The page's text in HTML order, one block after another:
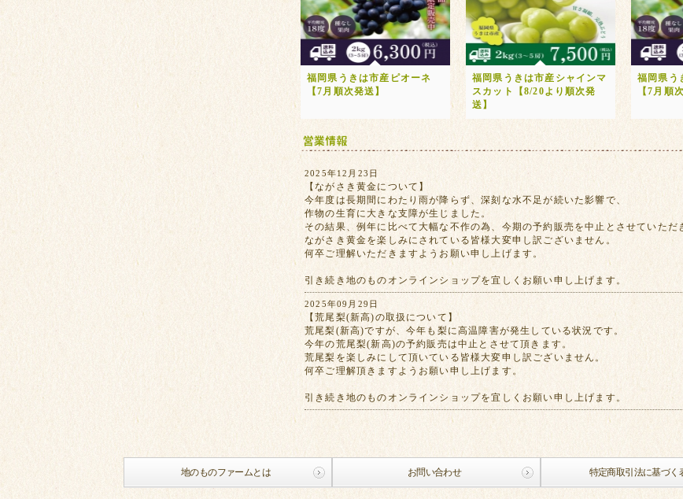
福岡県うきは市産ピオーネ
【7月順次発送】
福岡県うきは市産シャインマ
スカット【8/20より順次発
送】
福岡県う
【7月順
2025年12月23日
【ながさき黄金について】
今年度は長期間にわたり雨が降らず、深刻な水不足が続いた影響で、
作物の生育に大きな支障が生じました。
その結果、例年に比べて大幅な不作の為、今期の予約販売を中止とさせていただ
ながさき黄金を楽しみにされている皆様大変申し訳ございません。
何卒ご理解いただきますようお願い申し上げます。
引き続き地のものオンラインショップを宜しくお願い申し上げます。
2025年09月29日
【荒尾梨(新高)の取扱について】
荒尾梨(新高)ですが、今年も梨に高温障害が発生している状況です。
今年の荒尾梨(新高)の予約販売は中止とさせて頂きます。
荒尾梨を楽しみにして頂いている皆様大変申し訳ございません。
何卒ご理解頂きますようお願い申し上げます。
引き続き地のものオンラインショップを宜しくお願い申し上げます。
地のものファームとは お問い合わせ 特定商取引法に基づく